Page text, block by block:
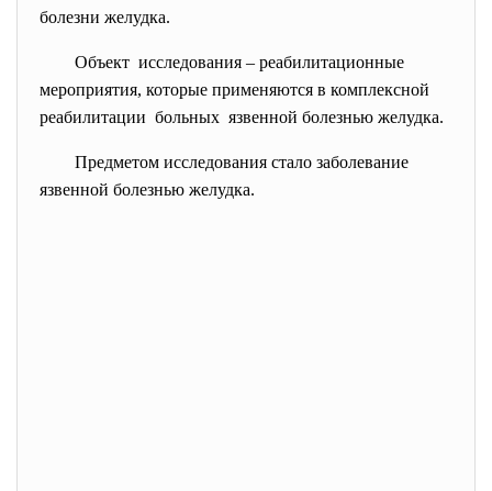
болезни желудка.
Объект исследования – реабилитационные
мероприятия, которые применяются в комплексной
реабилитации больных язвенной болезнью желудка.
Предметом исследования стало заболевание
язвенной болезнью желудка.